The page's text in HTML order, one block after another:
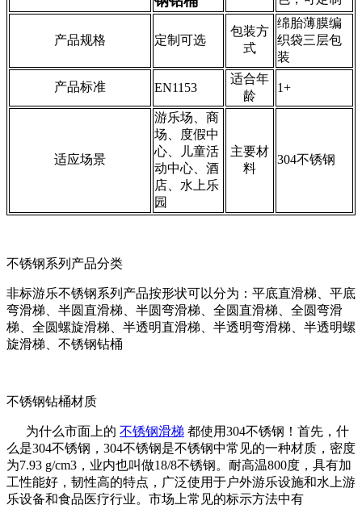
产品规格 定制可选
包装方
式
绵胎薄膜编
织袋三层包
装
产品标准 EN1153
适合年
龄
1+
适应场景
游乐场、商
场、度假中
心、儿童活
动中心、酒
店、水上乐
园
主要材
料
304不锈钢
不锈钢系列产品分类
非标游乐不锈钢系列产品按形状可以分为：平底直滑梯、平底
弯滑梯、半圆直滑梯、半圆弯滑梯、全圆直滑梯、全圆弯滑
梯、全圆螺旋滑梯、半透明直滑梯、半透明弯滑梯、半透明螺
旋滑梯、不锈钢钻桶
不锈钢钻桶材质
为什么市面上的 不锈钢滑梯 都使用304不锈钢！首先，什
么是304不锈钢，304不锈钢是不锈钢中常见的一种材质，密度
为7.93 g/cm3，业内也叫做18/8不锈钢。耐高温800度，具有加
工性能好，韧性高的特点，广泛使用于户外游乐设施和水上游
乐设备和食品医疗行业。市场上常见的标示方法中有